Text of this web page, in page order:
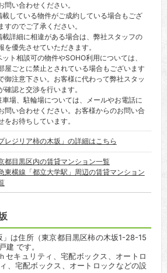
問い合わせください。
載している物件がご成約している場合もござ
すのでご了承ください。
載詳細に相違がある場合は、弊社スタッフの
を優先させていただきます。
ト相談可の物件やSOHO利用については、
屋ごとに禁止とされている場合もございます
御注意下さい。お客様に代わって弊社スタッ
確認と交渉を行います。
車場、駐輪場については、メールやお電話に
問い合わせください。お客様からのお問い合
をお待ちしています。
プレジリア柿の木坂」の詳細はこちら
都目黒区内の賃貸マンション一覧
東横線「都立大学駅」周辺の賃貸マンション
」は住所（東京都目黒区柿の木坂1-28-15
建 です。
セキュリティ、宅配ボックス、オートロ
、宅配ボックス、オートロックなどの設